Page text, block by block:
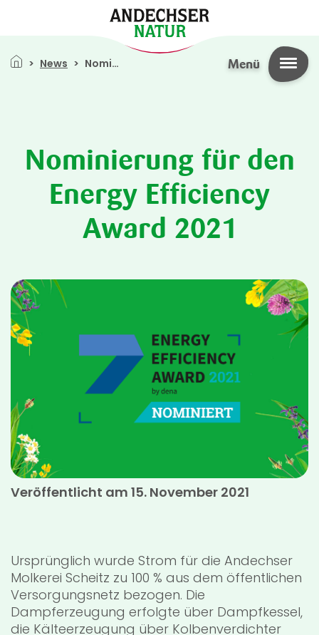
Direkt zum Inhalt
Menü
Pfadnavigation
News Nominierung Für Den Energy Efficiency Award 2021
Nominierung für den
Energy Efficiency
Award 2021
Veröffentlicht am 15. November 2021
Ursprünglich wurde Strom für die Andechser
Molkerei Scheitz zu 100 % aus dem öffentlichen
Versorgungsnetz bezogen. Die
Dampferzeugung erfolgte über Dampfkessel,
die Kälteerzeugung über Kolbenverdichter